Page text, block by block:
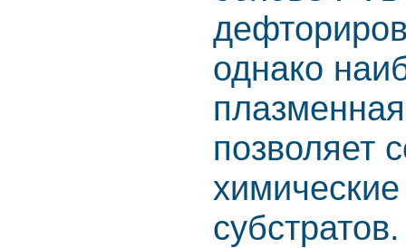
однако
позволяет
субстратов.